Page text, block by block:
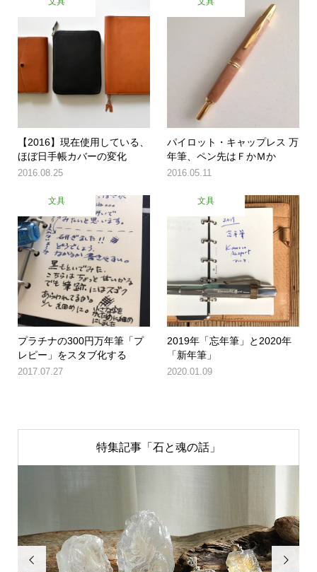
【2016】現在使用している、
ほぼ日手帳カバーの変化
2016.08.25
パイロット・キャップレス 万
年筆、ペン先はＦかＭか
2016.05.11
文具
プラチナの300円万年筆「プ
レピー」をスタブ化する
2017.07.27
文具
2019年「忘年筆」と2020年
「新年筆」
2020.01.09
特集記事「石と魂の話」
 